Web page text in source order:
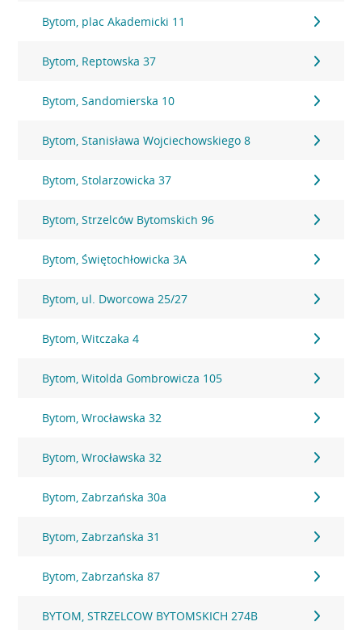
Bytom, plac Akademicki 11
Bytom, Reptowska 37
Bytom, Sandomierska 10
Bytom, Stanisława Wojciechowskiego 8
Bytom, Stolarzowicka 37
Bytom, Strzelców Bytomskich 96
Bytom, Świętochłowicka 3A
Bytom, ul. Dworcowa 25/27
Bytom, Witczaka 4
Bytom, Witolda Gombrowicza 105
Bytom, Wrocławska 32
Bytom, Wrocławska 32
Bytom, Zabrzańska 30a
Bytom, Zabrzańska 31
Bytom, Zabrzańska 87
BYTOM, STRZELCOW BYTOMSKICH 274B